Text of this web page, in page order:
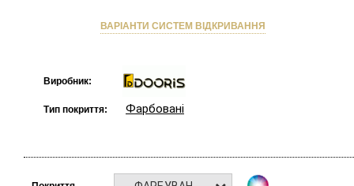
ВАРІАНТИ СИСТЕМ ВІДКРИВАННЯ
Виробник:
Тип покриття: Фарбовані